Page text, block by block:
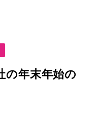
の年末年始の